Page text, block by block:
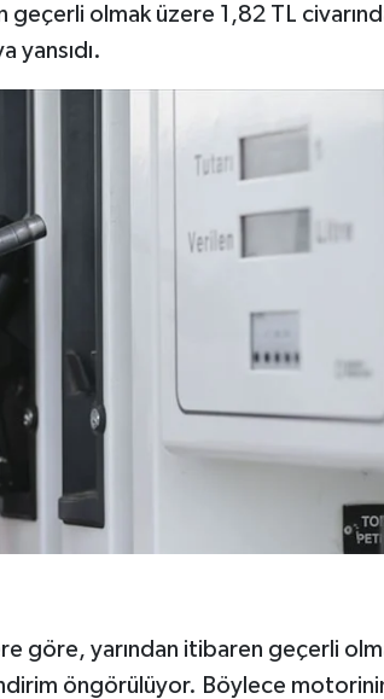
olmak üzere 1,82 TL
yansıdı.
göre, yarından itibaren geçerli
öngörülüyor. Böylece